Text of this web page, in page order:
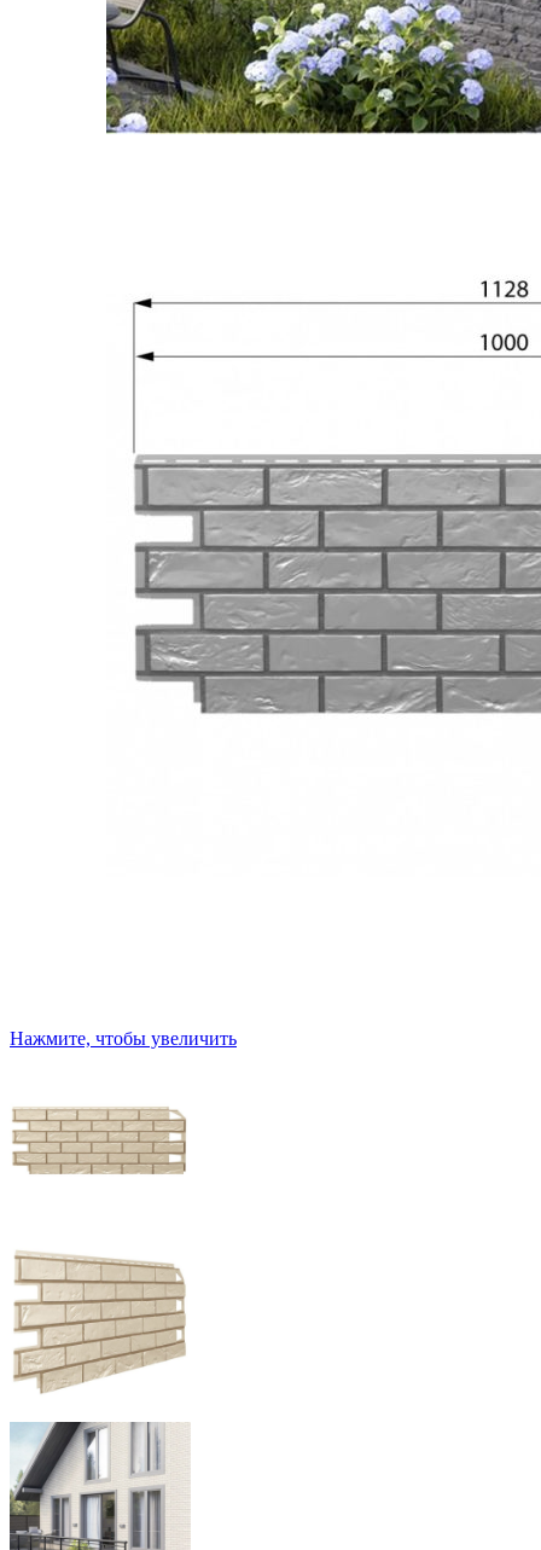
Нажмите, чтобы увеличить